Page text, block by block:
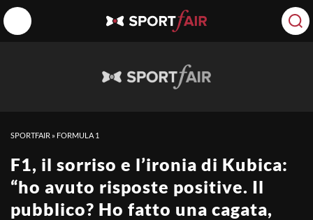
SPORTFAIR » FORMULA 1
F1, il sorriso e l’ironia di Kubica:
“ho avuto risposte positive. Il
pubblico? Ho fatto una cagata,